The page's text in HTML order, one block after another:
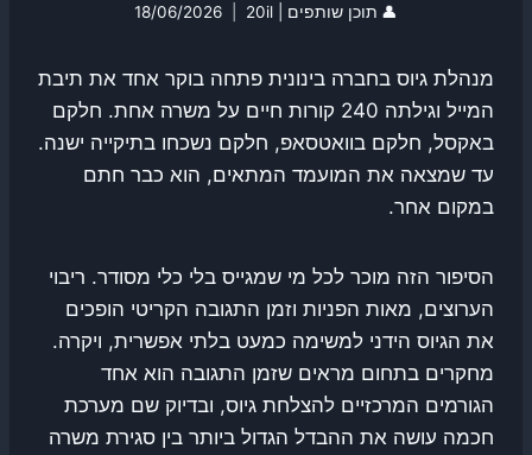
👤 תוכן שותפים | 20il 18/06/2026
מנהלת גיוס בחברה בינונית פתחה בוקר אחד את תיבת
המייל וגילתה 240 קורות חיים על משרה אחת. חלקם
באקסל, חלקם בוואטסאפ, חלקם נשכחו בתיקייה ישנה.
עד שמצאה את המועמד המתאים, הוא כבר חתם
במקום אחר.
הסיפור הזה מוכר לכל מי שמגייס בלי כלי מסודר. ריבוי
הערוצים, מאות הפניות וזמן התגובה הקריטי הופכים
את הגיוס הידני למשימה כמעט בלתי אפשרית, ויקרה.
מחקרים בתחום מראים שזמן התגובה הוא אחד
הגורמים המרכזיים להצלחת גיוס, ובדיוק שם מערכת
חכמה עושה את ההבדל הגדול ביותר בין סגירת משרה